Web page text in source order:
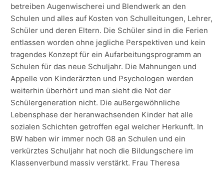
betreiben Augenwischerei und Blendwerk an den
Schulen und alles auf Kosten von Schulleitungen, Lehrer,
Schüler und deren Eltern. Die Schüler sind in die Ferien
entlassen worden ohne jegliche Perspektiven und kein
tragendes Konzept für ein Aufarbeitungsprogramm an
Schulen für das neue Schuljahr. Die Mahnungen und
Appelle von Kinderärzten und Psychologen werden
weiterhin überhört und man sieht die Not der
Schülergeneration nicht. Die außergewöhnliche
Lebensphase der heranwachsenden Kinder hat alle
sozialen Schichten getroffen egal welcher Herkunft. In
BW haben wir immer noch G8 an Schulen und ein
verkürztes Schuljahr hat noch die Bildungschere im
Klassenverbund massiv verstärkt. Frau Theresa